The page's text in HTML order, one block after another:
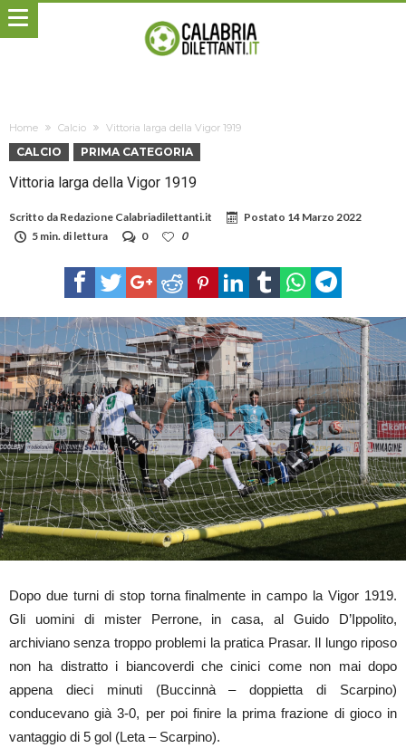
Home Calcio Vittoria larga della Vigor 1919
CALCIO PRIMA CATEGORIA
Vittoria larga della Vigor 1919
Scritto da Redazione Calabriadilettanti.it Postato 14 Marzo 2022
5 min. di lettura
0 0
Dopo due turni di stop torna finalmente in campo la Vigor 1919.
Gli uomini di mister Perrone, in casa, al Guido D’Ippolito,
archiviano senza troppo problemi la pratica Prasar. Il lungo riposo
non ha distratto i biancoverdi che cinici come non mai dopo
appena dieci minuti (Buccinnà – doppietta di Scarpino)
conducevano già 3-0, per poi finire la prima frazione di gioco in
vantaggio di 5 gol (Leta – Scarpino).